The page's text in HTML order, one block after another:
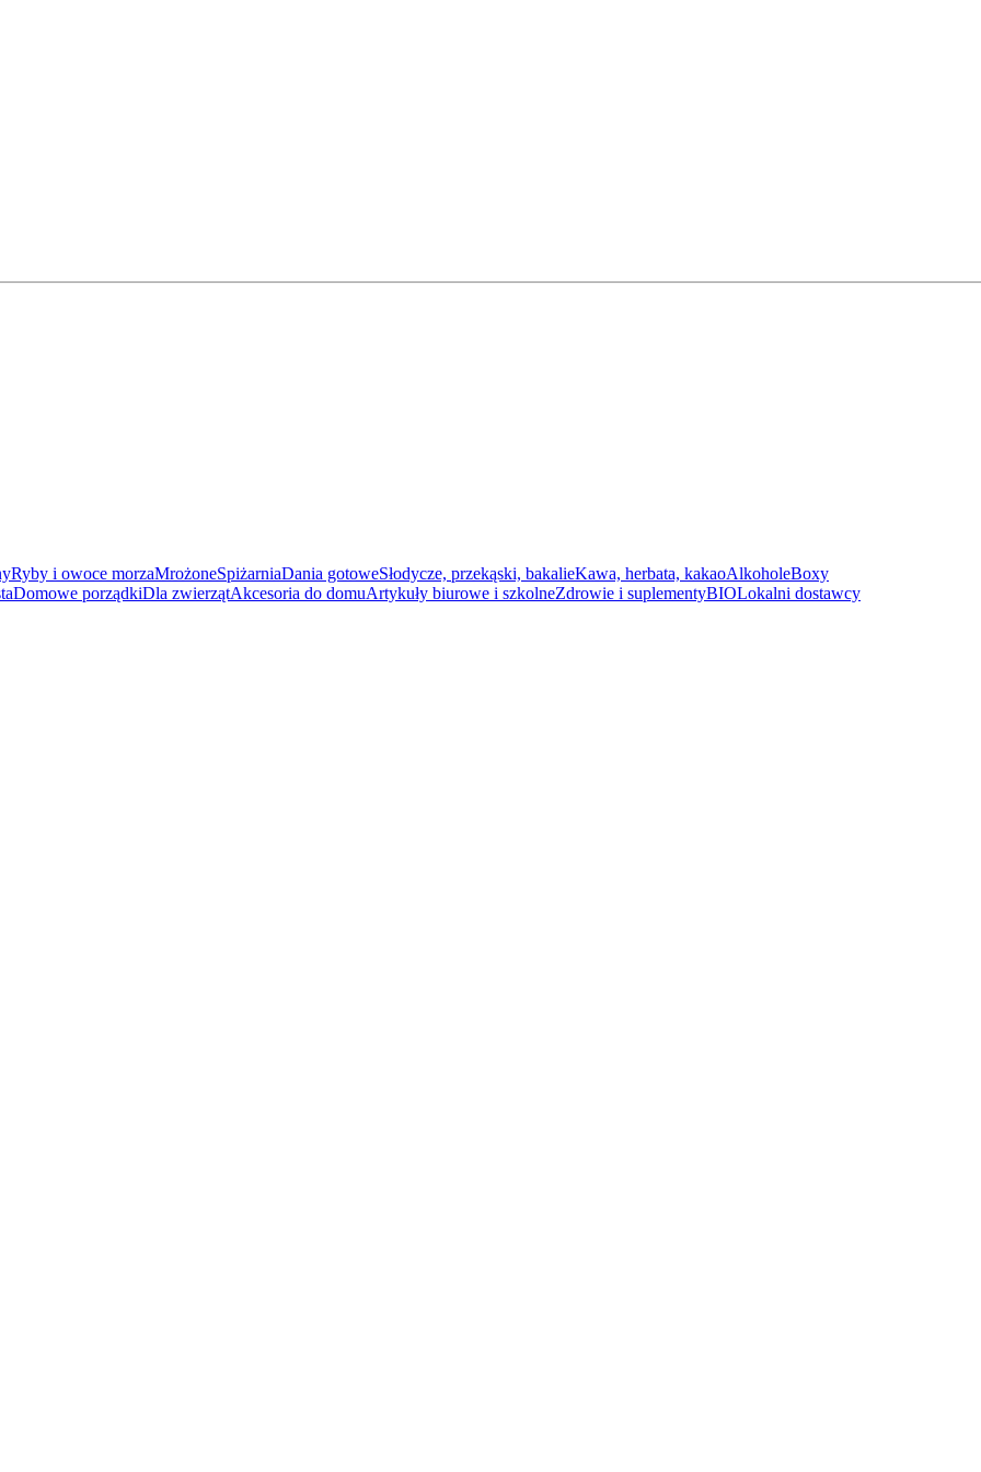
Ryby i owoce morzaMrożoneSpiżarniaDania gotoweSłodycze, przekąski, bakalieKawa, herbata, kakaoAlkoholeBoxy
Domowe porządkiDla zwierzątAkcesoria do domuArtykuły biurowe i szkolneZdrowie i suplementyBIOLokalni dostawcy